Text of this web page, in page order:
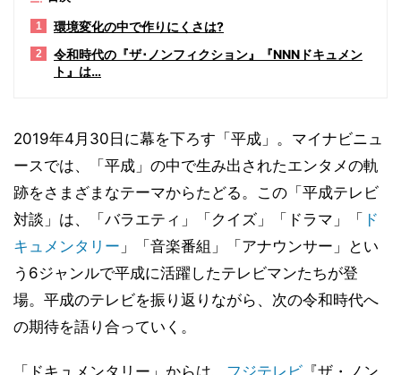
1 環境変化の中で作りにくさは?
2
令和時代の『ザ･ノンフィクション』『NNNドキュメン
ト』は…
2019年4月30日に幕を下ろす「平成」。マイナビニュ
ースでは、「平成」の中で生み出されたエンタメの軌
跡をさまざまなテーマからたどる。この「平成テレビ
対談」は、「バラエティ」「クイズ」「ドラマ」「 ド
キュメンタリー 」「音楽番組」「アナウンサー」とい
う6ジャンルで平成に活躍したテレビマンたちが登
場。平成のテレビを振り返りながら、次の令和時代へ
の期待を語り合っていく。
「ドキュメンタリー」からは、 フジテレビ 『ザ・ノン